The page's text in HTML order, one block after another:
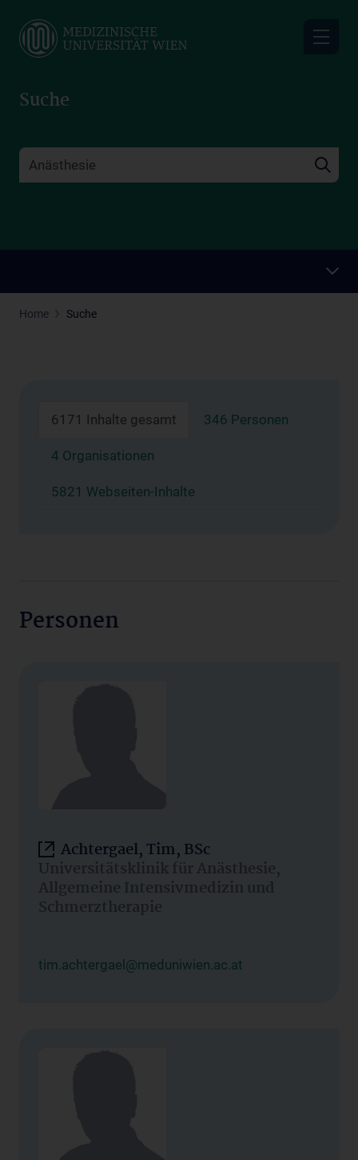
main
Suche
Home Suche
6171 Inhalte gesamt 346 Personen
4 Organisationen
5821 Webseiten-Inhalte
Personen
Achtergael, Tim, BSc
Universitätsklinik für Anästhesie,
Allgemeine Intensivmedizin und
Schmerztherapie
tim.achtergael@meduniwien.ac.at